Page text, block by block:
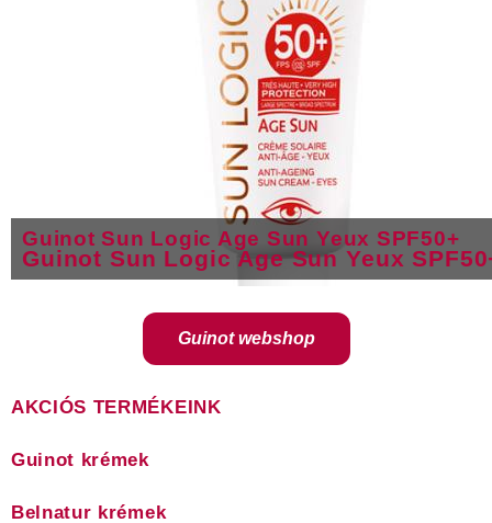
Guinot Sun Logic Age Sun Yeux SPF50+
Guinot Sun Logic Age Sun Yeux
Guinot webshop
AKCIÓS TERMÉKEINK
Guinot krémek
Belnatur krémek